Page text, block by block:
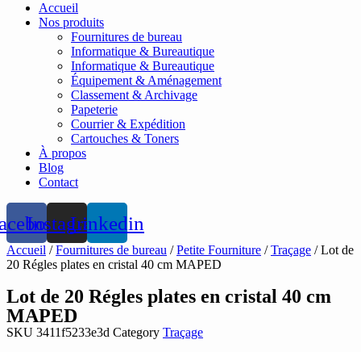
Accueil
Nos produits
Fournitures de bureau
Informatique & Bureautique
Informatique & Bureautique
Équipement & Aménagement
Classement & Archivage
Papeterie
Courrier & Expédition
Cartouches & Toners
À propos
Blog
Contact
InstagramLinkedin
Accueil /Fournitures de bureau /Petite Fourniture /Traçage / Lot de
20 Régles plates en cristal 40 cm MAPED
Lot de 20 Régles plates en cristal 40 cm
MAPED
SKU 3411f5233e3d Category Traçage